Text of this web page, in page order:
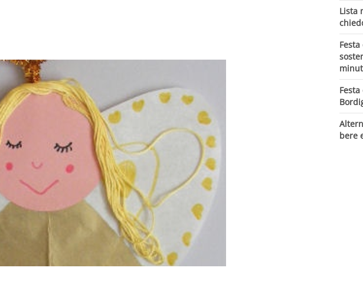
Lista
bere